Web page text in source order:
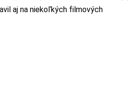
aj na niekoľkých filmových